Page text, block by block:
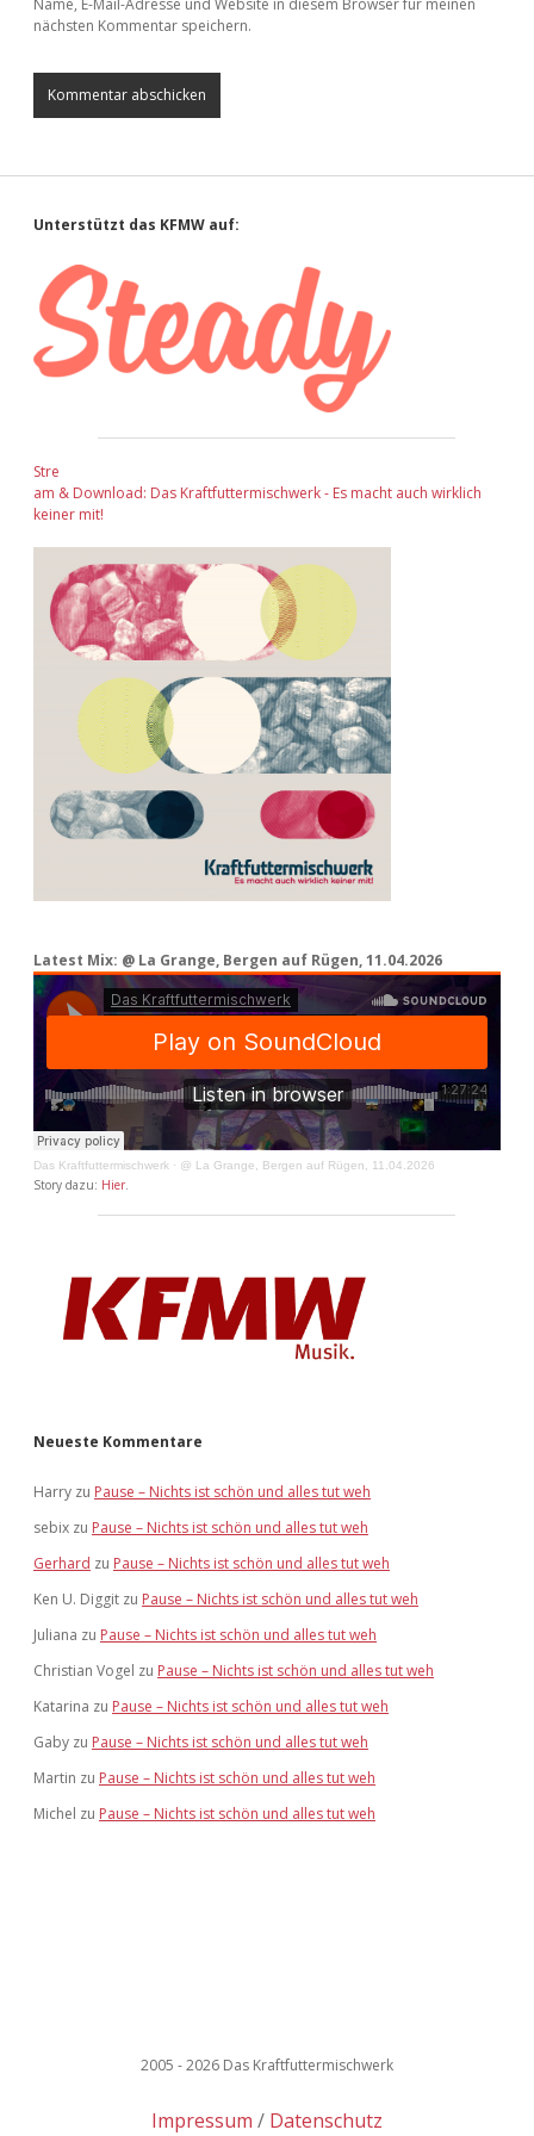
nächsten Kommentar speichern.
Sidebar
Unterstützt das KFMW auf:
Stre
am & Download: Das Kraftfuttermischwerk - Es macht auch wirklich
keiner mit!
Latest Mix: @ La Grange, Bergen auf Rügen, 11.04.2026
Das Kraftfuttermischwerk · @ La Grange, Bergen auf Rügen, 11.04.2026
Story dazu: Hier.
Neueste Kommentare
Harry zu Pause – Nichts ist schön und alles tut weh
sebix zu Pause – Nichts ist schön und alles tut weh
Gerhard zu Pause – Nichts ist schön und alles tut weh
Ken U. Diggit zu Pause – Nichts ist schön und alles tut weh
Juliana zu Pause – Nichts ist schön und alles tut weh
Christian Vogel zu Pause – Nichts ist schön und alles tut weh
Katarina zu Pause – Nichts ist schön und alles tut weh
Gaby zu Pause – Nichts ist schön und alles tut weh
Martin zu Pause – Nichts ist schön und alles tut weh
Michel zu Pause – Nichts ist schön und alles tut weh
2005 - 2026 Das Kraftfuttermischwerk
Impressum Datenschutz